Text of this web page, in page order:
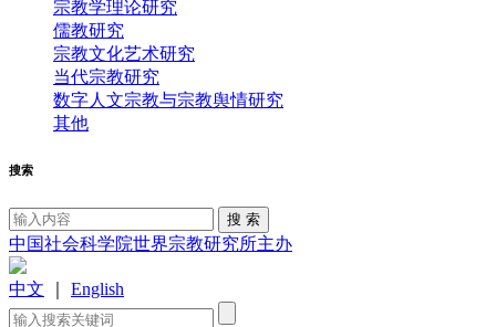
宗教学理论研究
儒教研究
宗教文化艺术研究
当代宗教研究
数字人文宗教与宗教舆情研究
其他
搜索
中国社会科学院世界宗教研究所主办
中文 English